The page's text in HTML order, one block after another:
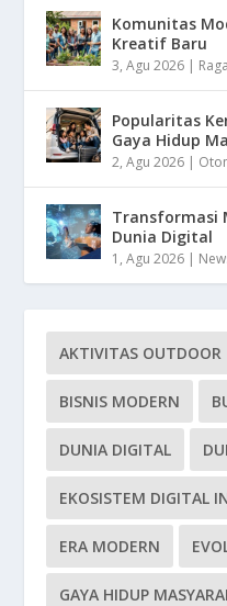
Komunitas
Kreatif Baru
3, Agu 2026 |
Popularitas
Gaya Hidup
2, Agu 2026 |
Transformasi
Dunia Digital
1, Agu 2026 |
AKTIVITAS OUTDOOR
BISNIS MODERN
DUNIA DIGITAL
EKOSISTEM DIGITAL
ERA MODERN
GAYA HIDUP